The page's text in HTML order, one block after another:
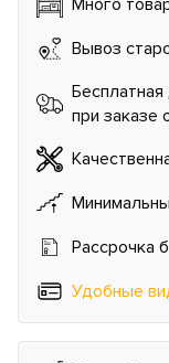
Много
Вывоз
при заказе
Рассрочка
Удобные